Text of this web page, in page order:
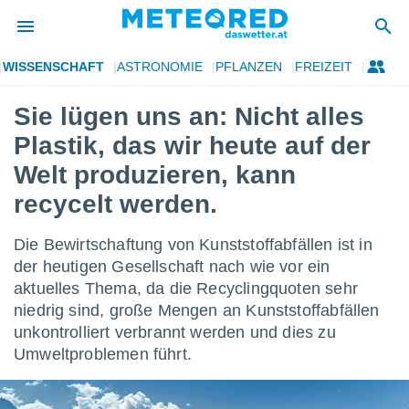
wurde
dass
sind.
diese
die
WISSENSCHAFT ASTRONOMIE PFLANZEN FREIZEIT
Sie lügen uns an: Nicht alles
Plastik, das wir heute auf der
Welt produzieren, kann
recycelt werden.
Die Bewirtschaftung von Kunststoffabfällen ist in
der heutigen Gesellschaft nach wie vor ein
aktuelles Thema, da die Recyclingquoten sehr
niedrig sind, große Mengen an Kunststoffabfällen
unkontrolliert verbrannt werden und dies zu
Umweltproblemen führt.